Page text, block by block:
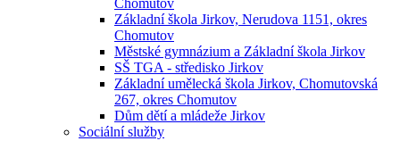
Chomutov
Základní škola Jirkov, Nerudova 1151, okres
Chomutov
Městské gymnázium a Základní škola Jirkov
SŠ TGA - středisko Jirkov
Základní umělecká škola Jirkov, Chomutovská
267, okres Chomutov
Dům dětí a mládeže Jirkov
Sociální služby